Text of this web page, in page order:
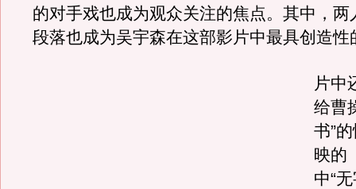
的对手戏也成为观众关注的焦点。其中，两
段落也成为吴宇森在这部影片中最具创造性
片中
给曹
书”
映的
中“